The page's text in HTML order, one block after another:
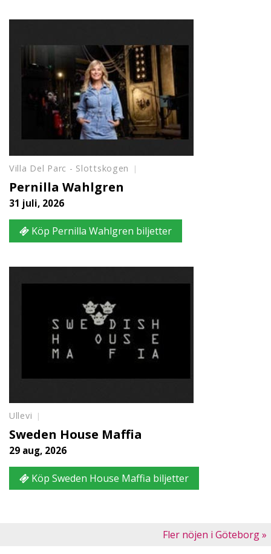
Villa Del Parc - Slottskogen
Pernilla Wahlgren
31 juli, 2026
Köp Pernilla Wahlgren biljetter
Ullevi
Sweden House Maffia
29 aug, 2026
Köp Sweden House Maffia biljetter
Fler nöjen i Göteborg »